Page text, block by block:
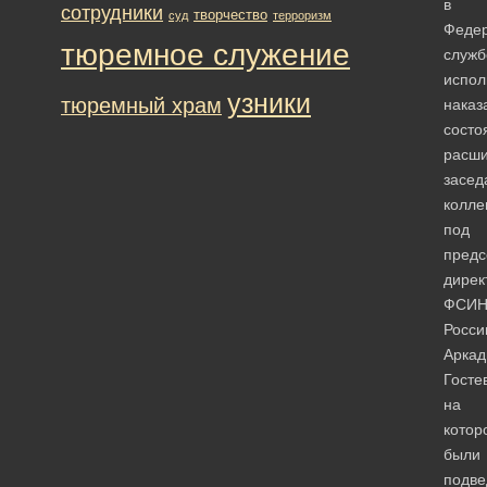
в
под
ФСИН
на
были
сотрудники суд творчество терроризм
тюремное служение
тюремный храм узники